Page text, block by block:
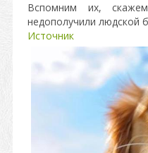
Вспомним их,
недополучили людской
Источник